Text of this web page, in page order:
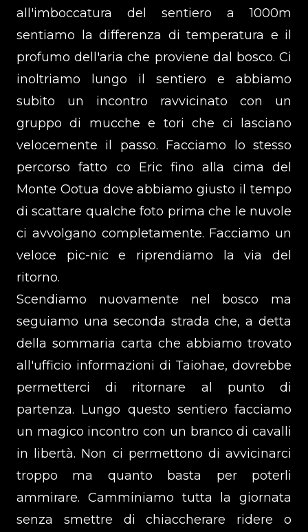
all'imboccatura del sentiero a 1000m
sentiamo la differenza di temperatura e il
profumo dell'aria che proviene dal bosco. Ci
inoltriamo lungo il sentiero e abbiamo
subito un incontro ravvicinato con un
gruppo di mucche e tori che ci lasciano
velocemente il passo. Facciamo lo stesso
percorso fatto co Eric fino alla cima del
Monte Ootua dove abbiamo giusto il tempo
di scattare qualche foto prima che le nuvole
ci avvolgano completamente. Facciamo un
veloce pic-nic e riprendiamo la via del
ritorno.
Scendiamo nuovamente nel bosco ma
seguiamo una seconda strada che, a detta
della sommaria carta che abbiamo trovato
all'ufficio informazioni di Taiohae, dovrebbe
permetterci di ritornare al punto di
partenza. Lungo questo sentiero facciamo
un magico incontro con un branco di cavalli
in libertà. Non ci permettono di avvicinarci
troppo ma quanto basta per poterli
ammirare. Camminiamo tutta la giornata
senza smettre di chiaccherare ridere o